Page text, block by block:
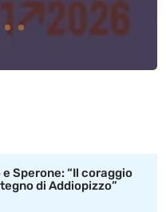
Sperone: “Il coraggio
di Addiopizzo”